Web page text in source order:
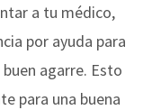
a tu médico,
por ayuda para
agarre. Esto
para una buena